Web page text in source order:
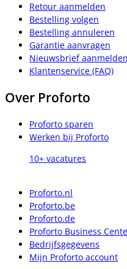
Retour aanmelden
Bestelling volgen
Bestelling annuleren
Garantie aanvragen
Nieuwsbrief aanmelden
Klantenservice (FAQ)
Over Proforto
Proforto sparen
Werken bij Proforto
10+ vacatures
Proforto.nl
Proforto.be
Proforto.de
Proforto Business
Bedrijfsgegevens
Mijn Proforto account